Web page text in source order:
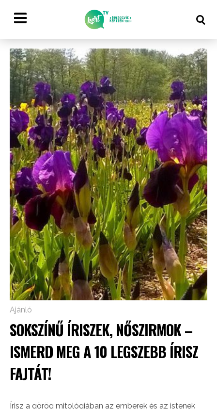
Ajánló
SOKSZÍNŰ ÍRISZEK, NŐSZIRMOK –
ISMERD MEG A 10 LEGSZEBB ÍRISZ
FAJTÁT!
Írisz a görög mitológiában az emberek és az istenek